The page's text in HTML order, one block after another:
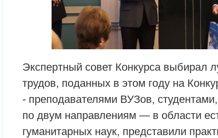
Экспертный совет Конкурса выбирал
трудов, поданных в этом году на
- преподавателями ВУЗов,
по двум направлениям — в области
гуманитарных наук, представили